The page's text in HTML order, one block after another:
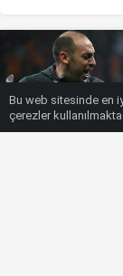
Bu web sitesinde en
çerezler